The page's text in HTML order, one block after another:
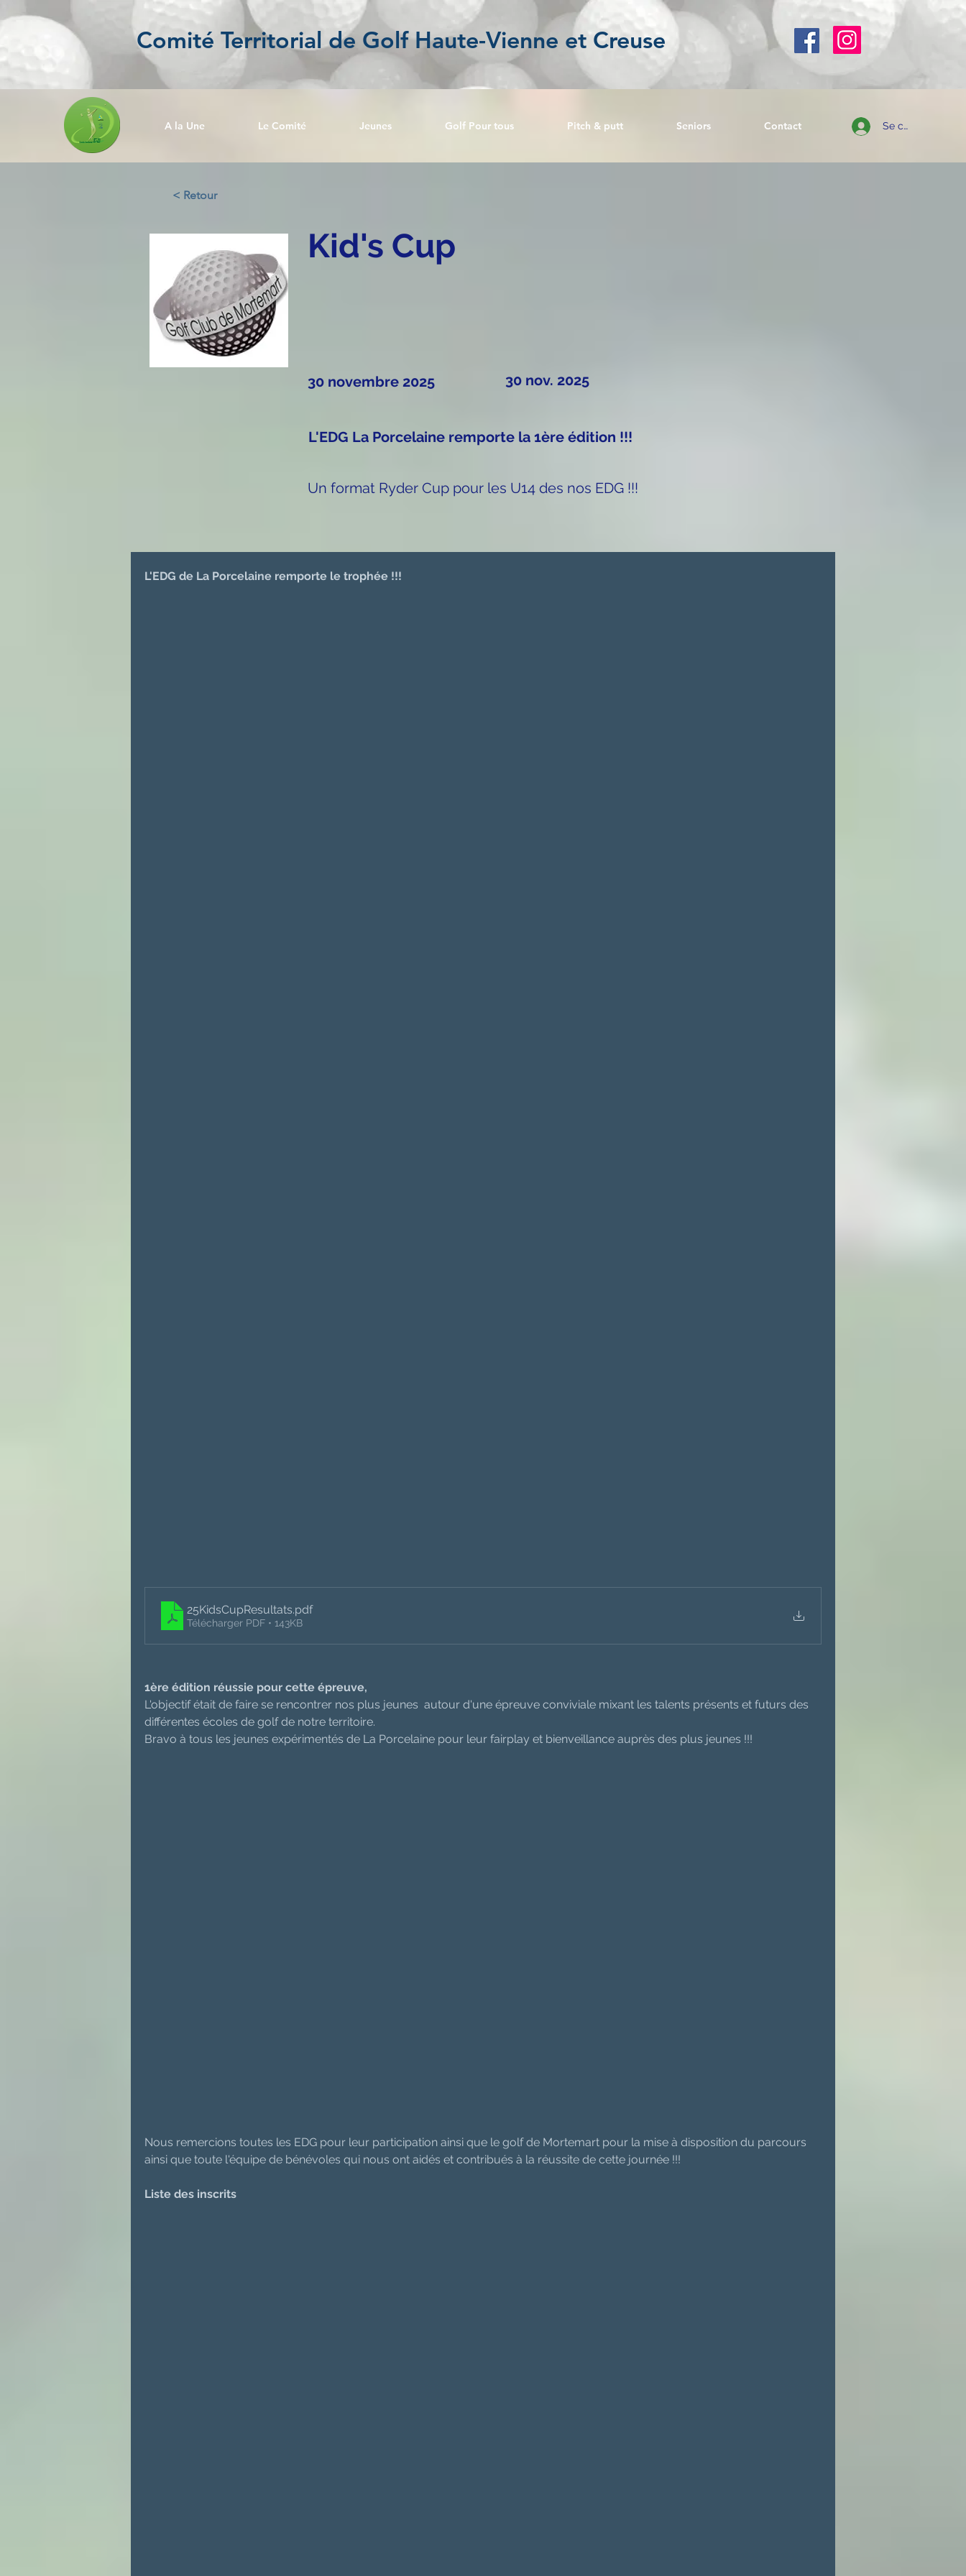
Comité Territorial de Golf Haute-Vienne et Creuse
A la Une Le Comité Jeunes Golf Pour tous Pitch & putt Seniors Contact Se connecter
< Retour
Kid's Cup
30 novembre 2025 30 nov. 2025
L'EDG La Porcelaine remporte la 1ère édition !!!
Un format Ryder Cup pour les U14 des nos EDG !!!
L'EDG de La Porcelaine remporte le trophée !!!
25KidsCupResultats.pdf
Télécharger PDF • 143KB
1ère édition réussie pour cette épreuve,
L'objectif était de faire se rencontrer nos plus jeunes  autour d'une épreuve conviviale mixant les talents présents et futurs des
différentes écoles de golf de notre territoire.
Bravo à tous les jeunes expérimentés de La Porcelaine pour leur fairplay et bienveillance auprès des plus jeunes !!!
Nous remercions toutes les EDG pour leur participation ainsi que le golf de Mortemart pour la mise à disposition du parcours
ainsi que toute l'équipe de bénévoles qui nous ont aidés et contribués à la réussite de cette journée !!!
Liste des inscrits